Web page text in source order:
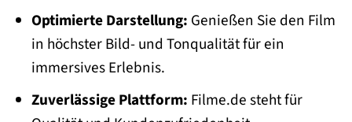
Optimierte Darstellung: Genießen Sie den Film
in höchster Bild- und Tonqualität für ein
immersives Erlebnis.
Zuverlässige Plattform: Filme.de steht für